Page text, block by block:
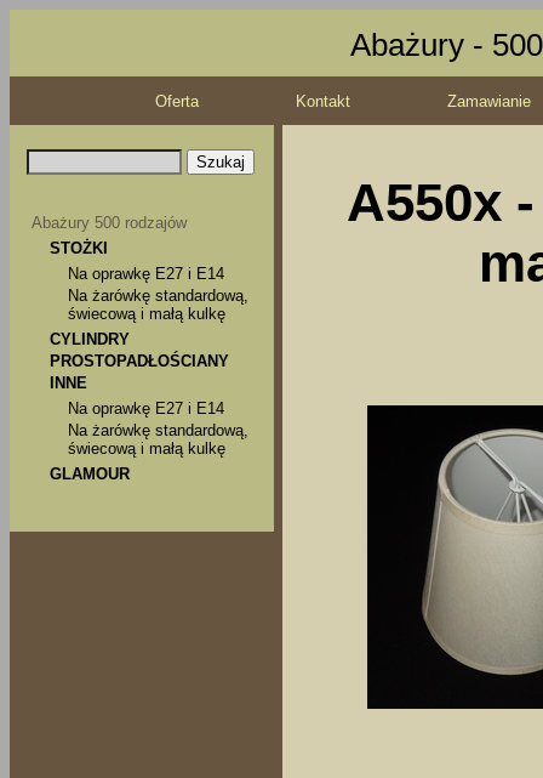
Abażury -
Oferta Kontakt Zamawianie
Abażury 500 rodzajów
STOŻKI
Na oprawkę E27 i E14
Na żarówkę standardową,
świecową i małą kulkę
CYLINDRY
PROSTOPADŁOŚCIANY
INNE
Na oprawkę E27 i E14
Na żarówkę standardową,
świecową i małą kulkę
GLAMOUR
A550x